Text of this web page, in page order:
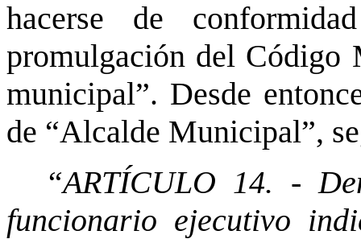
hacerse de
promulgación del Código
municipal”. Desde
de “Alcalde Municipal”,
“ARTÍCULO 14. -
funcionario ejecutivo